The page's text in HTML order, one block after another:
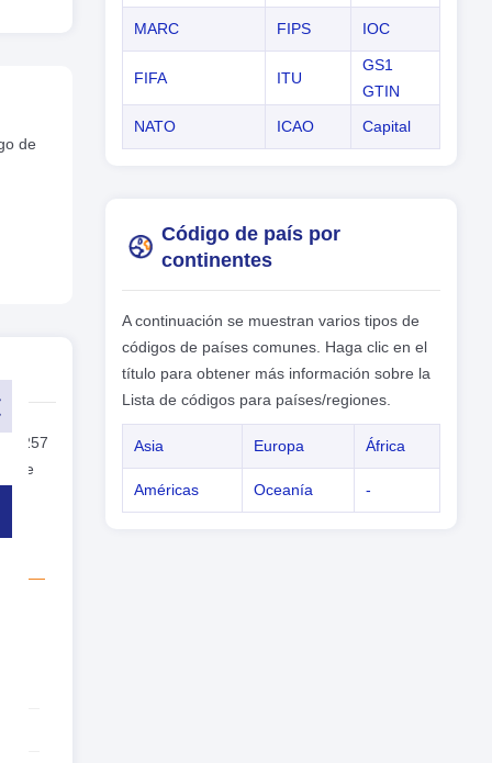
de
+257
de
MARC FIPS IOC
FIFA ITU
GS1
GTIN
NATO
ICAO Capital
Código de país por
continentes
A continuación se muestran varios tipos de
códigos de países comunes. Haga clic en el
título para obtener más información sobre la
Lista de códigos para países/regiones.
Asia Europa África
Américas Oceanía -